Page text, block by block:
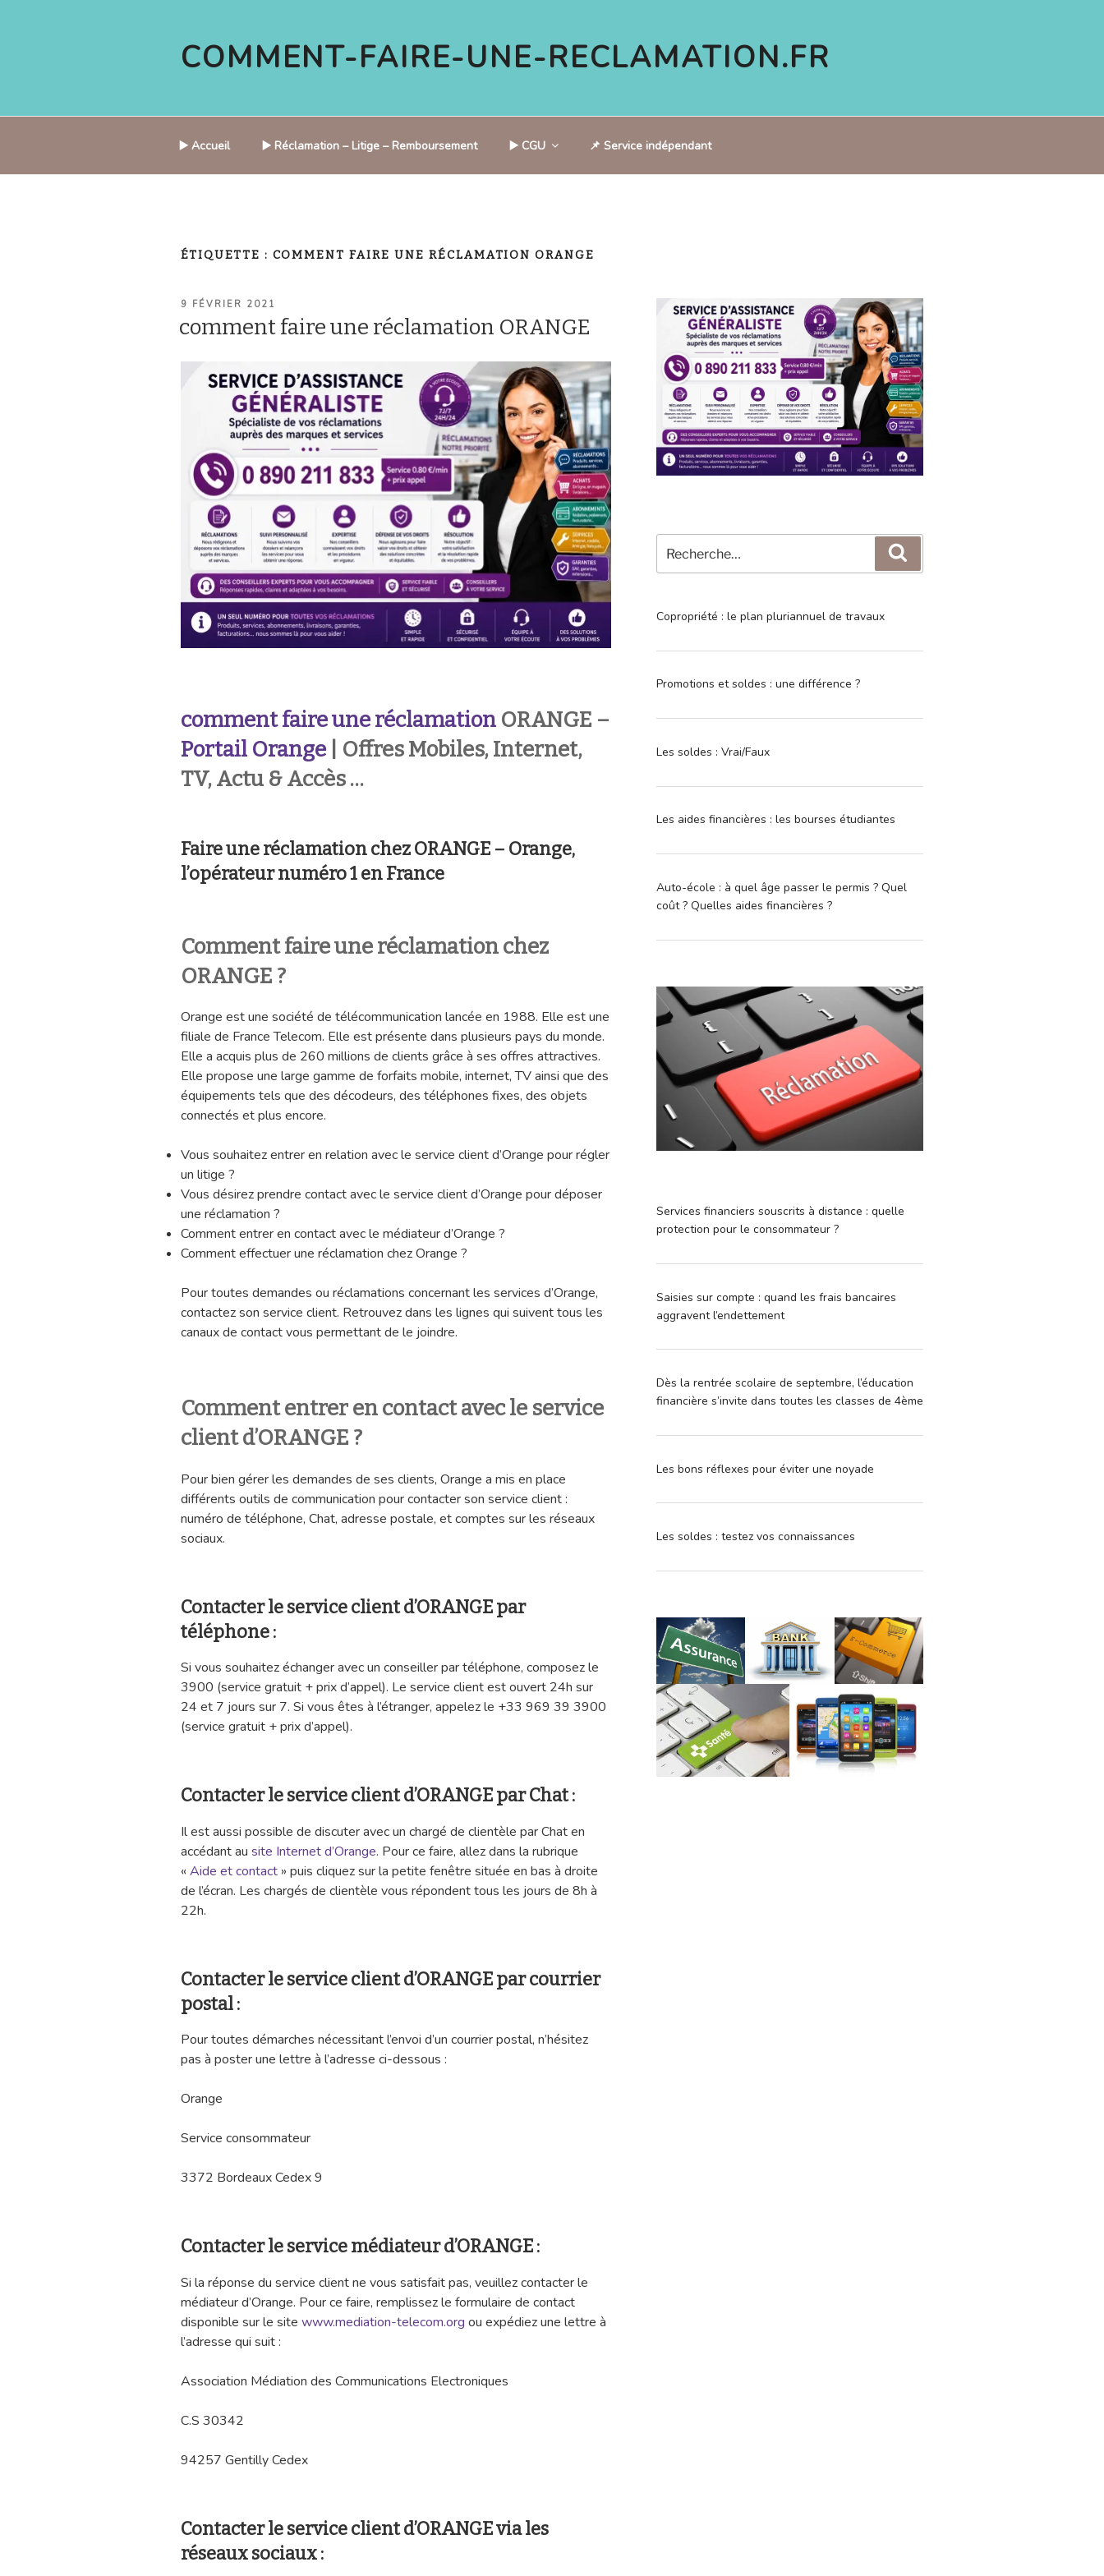
COMMENT-FAIRE-UNE-RECLAMATION.FR
▶️ Accueil ▶️ Réclamation – Litige – Remboursement ▶️ CGU 📌 Service indépendant
ÉTIQUETTE : COMMENT FAIRE UNE RÉCLAMATION ORANGE
PUBLIÉ
9 FÉVRIER 2021
comment faire une réclamation ORANGE
comment faire une réclamation ORANGE –
Portail Orange | Offres Mobiles, Internet,
TV, Actu & Accès …
Faire une réclamation chez ORANGE – Orange,
l’opérateur numéro 1 en France
Comment faire une réclamation chez
ORANGE ?
Orange est une société de télécommunication lancée en 1988. Elle est une
filiale de France Telecom. Elle est présente dans plusieurs pays du monde.
Elle a acquis plus de 260 millions de clients grâce à ses offres attractives.
Elle propose une large gamme de forfaits mobile, internet, TV ainsi que des
équipements tels que des décodeurs, des téléphones fixes, des objets
connectés et plus encore.
Vous souhaitez entrer en relation avec le service client d’Orange pour régler
un litige ?
Vous désirez prendre contact avec le service client d’Orange pour déposer
une réclamation ?
Comment entrer en contact avec le médiateur d’Orange ?
Comment effectuer une réclamation chez Orange ?
Pour toutes demandes ou réclamations concernant les services d’Orange,
contactez son service client. Retrouvez dans les lignes qui suivent tous les
canaux de contact vous permettant de le joindre.
Comment entrer en contact avec le service
client d’ORANGE ?
Pour bien gérer les demandes de ses clients, Orange a mis en place
différents outils de communication pour contacter son service client :
numéro de téléphone, Chat, adresse postale, et comptes sur les réseaux
sociaux.
Contacter le service client d’ORANGE par
téléphone :
Si vous souhaitez échanger avec un conseiller par téléphone, composez le
3900 (service gratuit + prix d’appel). Le service client est ouvert 24h sur
24 et 7 jours sur 7. Si vous êtes à l’étranger, appelez le +33 969 39 3900
(service gratuit + prix d’appel).
Contacter le service client d’ORANGE par Chat :
Il est aussi possible de discuter avec un chargé de clientèle par Chat en
accédant au site Internet d’Orange. Pour ce faire, allez dans la rubrique
« Aide et contact » puis cliquez sur la petite fenêtre située en bas à droite
de l’écran. Les chargés de clientèle vous répondent tous les jours de 8h à
22h.
Contacter le service client d’ORANGE par courrier
postal :
Pour toutes démarches nécessitant l’envoi d’un courrier postal, n’hésitez
pas à poster une lettre à l’adresse ci-dessous :
Orange
Service consommateur
3372 Bordeaux Cedex 9
Contacter le service médiateur d’ORANGE :
Si la réponse du service client ne vous satisfait pas, veuillez contacter le
médiateur d’Orange. Pour ce faire, remplissez le formulaire de contact
disponible sur le site www.mediation-telecom.org ou expédiez une lettre à
l’adresse qui suit :
Association Médiation des Communications Electroniques
C.S 30342
94257 Gentilly Cedex
Contacter le service client d’ORANGE via les
réseaux sociaux :
pour
:
Copropriété : le plan pluriannuel de travaux
Promotions et soldes : une différence ?
Les soldes : Vrai/Faux
Les aides financières : les bourses étudiantes
Auto-école : à quel âge passer le permis ? Quel
coût ? Quelles aides financières ?
Services financiers souscrits à distance : quelle
protection pour le consommateur ?
Saisies sur compte : quand les frais bancaires
aggravent l’endettement
Dès la rentrée scolaire de septembre, l’éducation
financière s’invite dans toutes les classes de 4ème
Les bons réflexes pour éviter une noyade
Les soldes : testez vos connaissances